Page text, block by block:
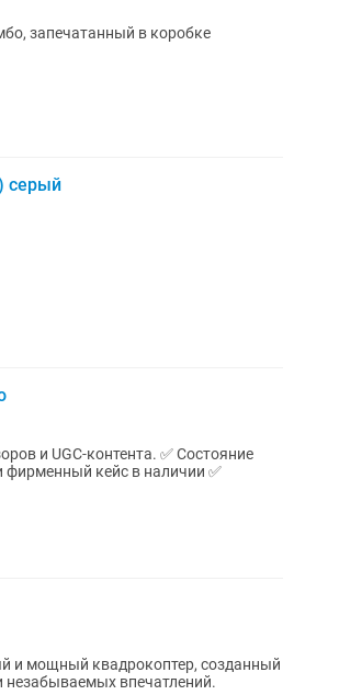
запечатанный в коробке
серый
контента. ✅ Состояние
фирменный кейс в наличии ✅
и мощный квадрокоптер, созданный
впечатлений.